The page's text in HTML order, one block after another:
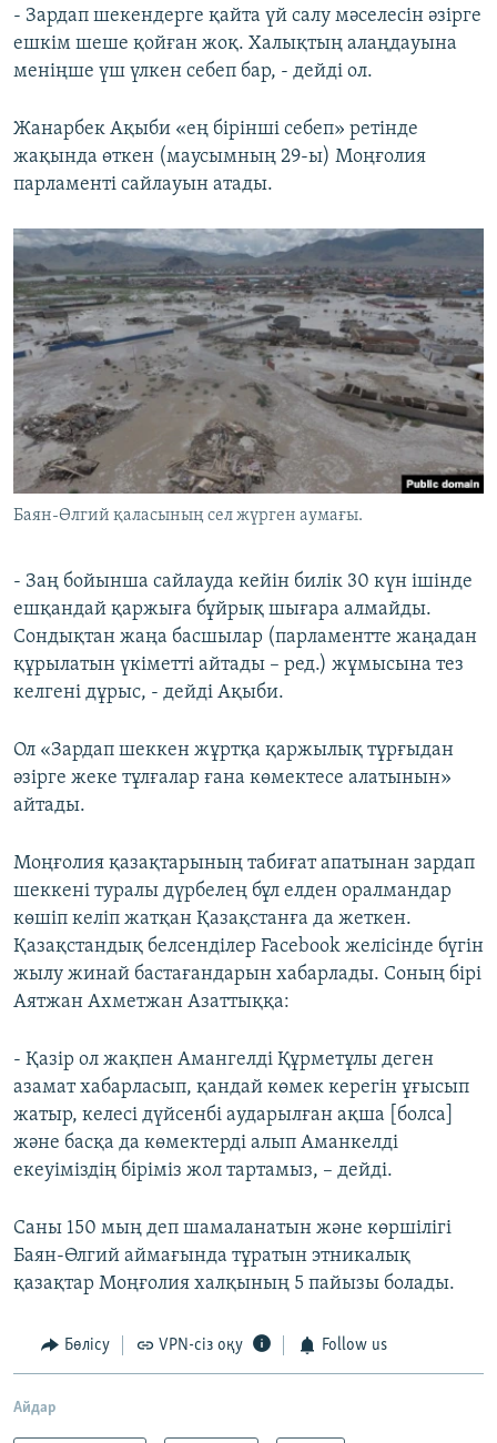
- Зардап шекендерге қайта үй салу мәселесін әзірге
ешкім шеше қойған жоқ. Халықтың алаңдауына
меніңше үш үлкен себеп бар, - дейді ол.
Жанарбек Ақыби «ең бірінші себеп» ретінде
жақында өткен (маусымның 29-ы) Моңғолия
парламенті сайлауын атады.
Баян-Өлгий қаласының сел жүрген аумағы.
- Заң бойынша сайлауда кейін билік 30 күн ішінде
ешқандай қаржыға бұйрық шығара алмайды.
Сондықтан жаңа басшылар (парламентте жаңадан
құрылатын үкіметті айтады – ред.) жұмысына тез
келгені дұрыс, - дейді Ақыби.
Ол «Зардап шеккен жұртқа қаржылық тұрғыдан
әзірге жеке тұлғалар ғана көмектесе алатынын»
айтады.
Моңғолия қазақтарының табиғат апатынан зардап
шеккені туралы дүрбелең бұл елден оралмандар
көшіп келіп жатқан Қазақстанға да жеткен.
Қазақстандық белсенділер Facebook желісінде бүгін
жылу жинай бастағандарын хабарлады. Соның бірі
Аятжан Ахметжан Азаттыққа:
- Қазір ол жақпен Амангелді Құрметұлы деген
азамат хабарласып, қандай көмек керегін ұғысып
жатыр, келесі дүйсенбі аударылған ақша [болса]
және басқа да көмектерді алып Аманкелді
екеуіміздің біріміз жол тартамыз, – дейді.
Саны 150 мың деп шамаланатын және көршілігі
Баян-Өлгий аймағында тұратын этникалық
қазақтар Моңғолия халқының 5 пайызы болады.
Бөлісу VPN-сіз оқу Follow us
Айдар